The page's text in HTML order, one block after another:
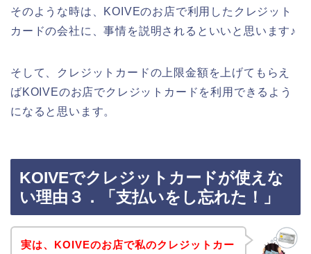
そのような時は、KOIVEのお店で利用したクレジット
カードの会社に、事情を説明されるといいと思います♪
そして、クレジットカードの上限金額を上げてもらえ
ばKOIVEのお店でクレジットカードを利用できるよう
になると思います。
KOIVEでクレジットカードが使えな
い理由３．「支払いをし忘れた！」
実は、KOIVEのお店で私のクレジットカー